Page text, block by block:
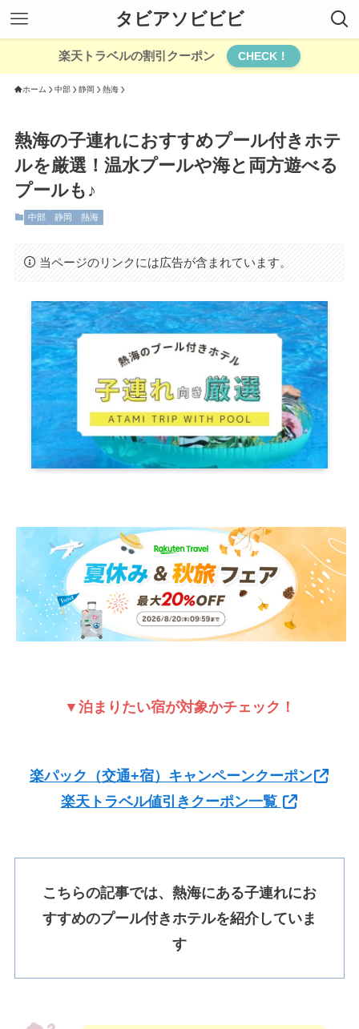
タビアソビビビ
楽天トラベルの割引クーポン CHECK！
ホーム 中部 静岡 熱海
熱海の子連れにおすすめプール付きホテ
ルを厳選！温水プールや海と両方遊べる
プールも♪
中部 静岡 熱海
当ページのリンクには広告が含まれています。
▼泊まりたい宿が対象かチェック！
楽パック（交通+宿）キャンペーンクーポン
楽天トラベル値引きクーポン一覧
こちらの記事では、熱海にある子連れにお
すすめのプール付きホテルを紹介していま
す